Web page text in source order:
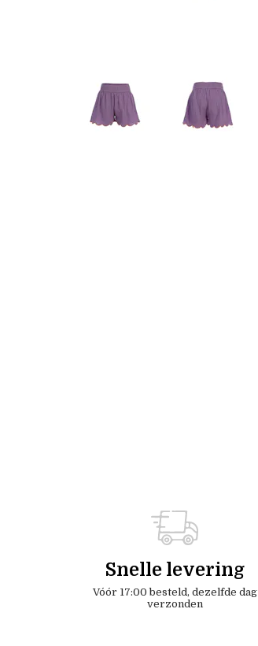
Snelle levering
Vóór 17:00 besteld, dezelfde dag
verzonden